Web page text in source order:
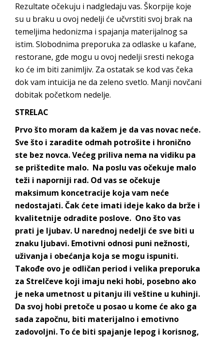
Rezultate očekuju i nadgledaju vas. Škorpije koje
su u braku u ovoj nedelji će učvrstiti svoj brak na
temeljima hedonizma i spajanja materijalnog sa
istim. Slobodnima preporuka za odlaske u kafane,
restorane, gde mogu u ovoj nedelji sresti nekoga
ko će im biti zanimljiv. Za ostatak se kod vas čeka
dok vam intuicija ne da zeleno svetlo. Manji novčani
dobitak početkom nedelje.
STRELAC
Prvo što moram da kažem je da vas novac neće.
Sve što i zaradite odmah potrošite i hronično
ste bez novca. Većeg priliva nema na vidiku pa
se prištedite malo. Na poslu vas očekuje malo
teži i naporniji rad. Od vas se očekuje
maksimum koncetracije koja vam neće
nedostajati. Čak ćete imati ideje kako da brže i
kvalitetnije odradite poslove. Ono što vas
prati je ljubav. U narednoj nedelji će sve biti u
znaku ljubavi. Emotivni odnosi puni nežnosti,
uživanja i obećanja koja se mogu ispuniti.
Takođe ovo je odličan period i velika preporuka
za Strelčeve koji imaju neki hobi, posebno ako
je neka umetnost u pitanju ili veštine u kuhinji.
Da svoj hobi pretoče u posao u kome će ako ga
sada započnu, biti materijalno i emotivno
zadovoljni. To će biti spajanje lepog i korisnog,